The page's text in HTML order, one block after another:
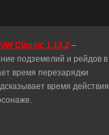
Classic 1.13.2 –
подземелий и рейдов в
время перезарядки
время действия